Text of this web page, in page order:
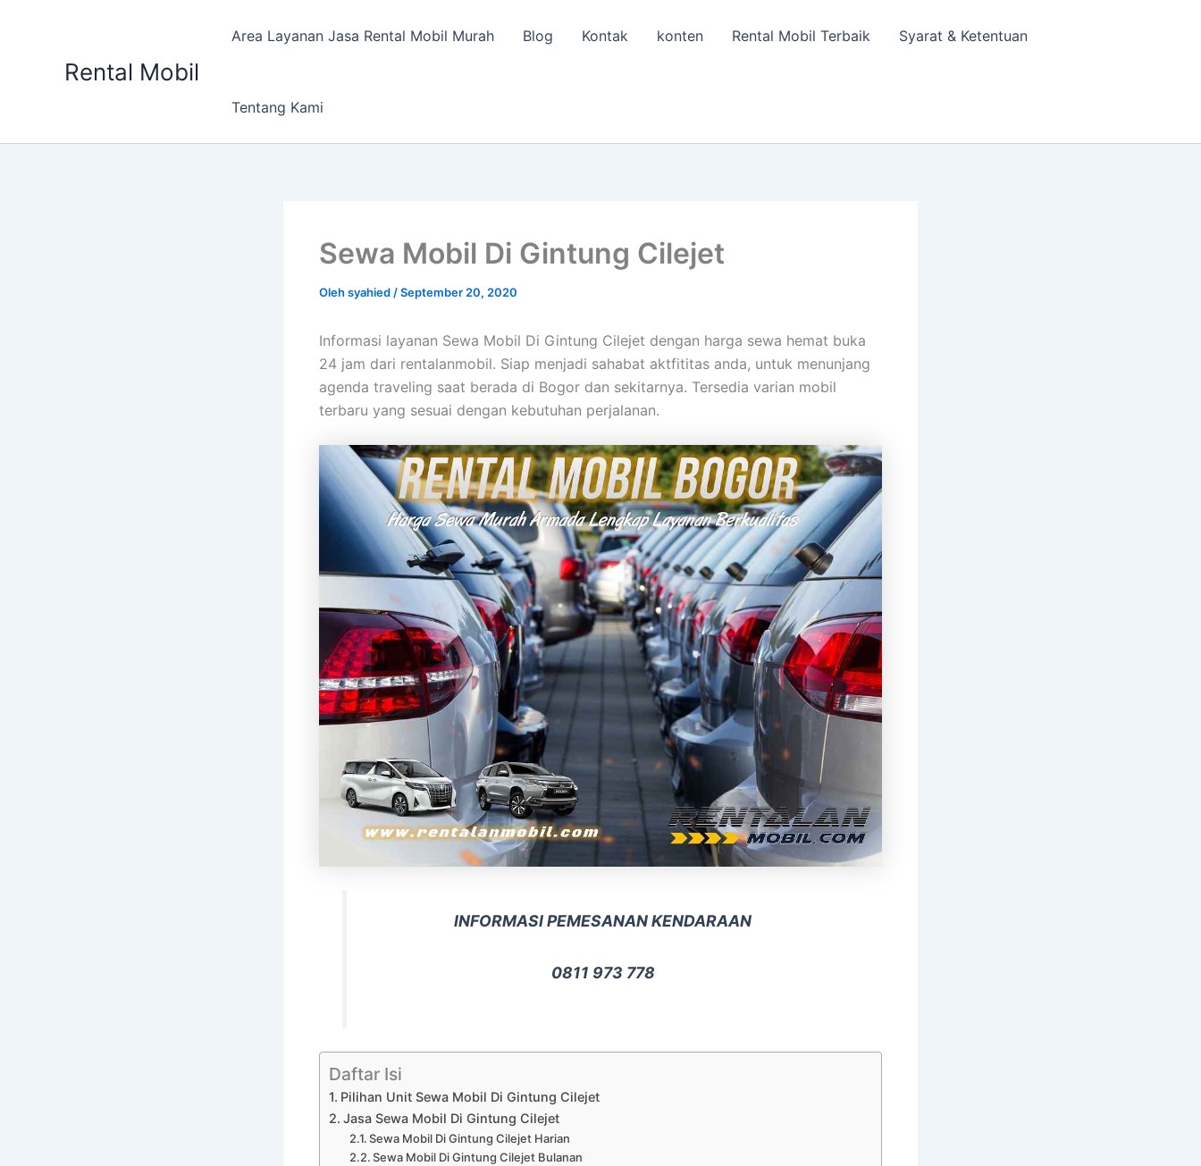
Rental Mobil
Area Layanan Jasa Rental Mobil Murah Blog Kontak konten Rental Mobil Terbaik Syarat & Ketentuan
Tentang Kami
Sewa Mobil Di Gintung Cilejet
Olehsyahied /September 20, 2020
Informasi layanan Sewa Mobil Di Gintung Cilejet dengan harga sewa hemat buka
24 jam dari rentalanmobil. Siap menjadi sahabat aktfititas anda, untuk menunjang
agenda traveling saat berada di Bogor dan sekitarnya. Tersedia varian mobil
terbaru yang sesuai dengan kebutuhan perjalanan.
INFORMASI PEMESANAN KENDARAAN
0811 973 778
Daftar Isi
Pilihan Unit Sewa Mobil Di Gintung Cilejet
Jasa Sewa Mobil Di Gintung Cilejet
Sewa Mobil Di Gintung Cilejet Harian
Sewa Mobil Di Gintung Cilejet Bulanan